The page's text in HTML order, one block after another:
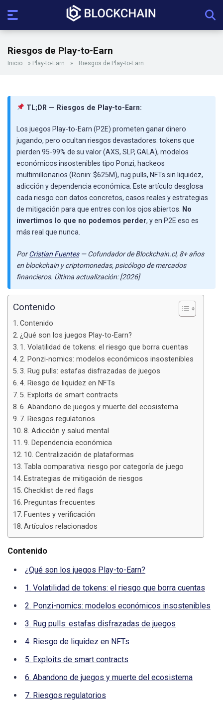
Riesgos de Play-to-Earn
Inicio » Play-to-Earn » Riesgos de Play-to-Earn
TL;DR — Riesgos de Play-to-Earn:
Los juegos Play-to-Earn (P2E) prometen ganar dinero
jugando, pero ocultan riesgos devastadores: tokens que
pierden 95-99% de su valor (AXS, SLP, GALA), modelos
económicos insostenibles tipo Ponzi, hackeos
multimillonarios (Ronin: $625M), rug pulls, NFTs sin liquidez,
adicción y dependencia económica. Este artículo desglosa
cada riesgo con datos concretos, casos reales y estrategias
de mitigación para que entres con los ojos abiertos. No
invertimos lo que no podemos perder, y en P2E eso es
más real que nunca.
PorCristian Fuentes— Cofundador de Blockchain.cl, 8+ años
en blockchain y criptomonedas, psicólogo de mercados
financieros. Última actualización: [2026]
Contenido
Contenido
¿Qué son los juegos Play-to-Earn?
1. Volatilidad de tokens: el riesgo que borra cuentas
2. Ponzi-nomics: modelos económicos insostenibles
3. Rug pulls: estafas disfrazadas de juegos
4. Riesgo de liquidez en NFTs
5. Exploits de smart contracts
6. Abandono de juegos y muerte del ecosistema
7. Riesgos regulatorios
8. Adicción y salud mental
9. Dependencia económica
10. Centralización de plataformas
Tabla comparativa: riesgo por categoría de juego
Estrategias de mitigación de riesgos
Checklist de red flags
Preguntas frecuentes
Fuentes y verificación
Artículos relacionados
Contenido
¿Qué son los juegos Play-to-Earn?
1. Volatilidad de tokens: el riesgo que borra cuentas
2. Ponzi-nomics: modelos económicos insostenibles
3. Rug pulls: estafas disfrazadas de juegos
4. Riesgo de liquidez en NFTs
5. Exploits de smart contracts
6. Abandono de juegos y muerte del ecosistema
7. Riesgos regulatorios